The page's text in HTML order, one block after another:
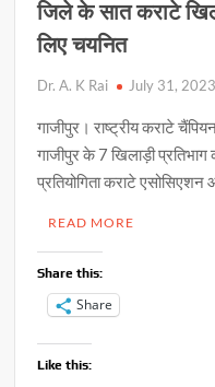
प्रो.
वी
के
प्राचार्य
जिले के सात कराटे
लिए चयनित
Dr. A. K Rai July 31, 2023
गाजीपुर। राष्ट्रीय कराटे
गाजीपुर के 7 खिलाड़ी
प्रतियोगिता कराटे
READ MORE
Share this:
Share
Like this: